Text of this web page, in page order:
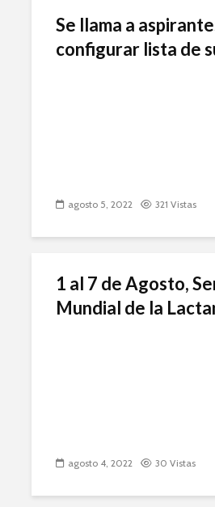
Se llama a
configurar lista de
agosto 5, 2022 321 Vistas
1 al 7 de Agosto,
Mundial de la
agosto 4, 2022 30 Vistas